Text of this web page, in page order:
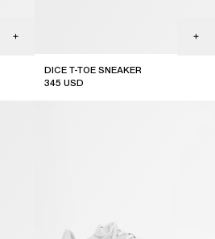
DICE T-TOE SNEAKER
345 USD